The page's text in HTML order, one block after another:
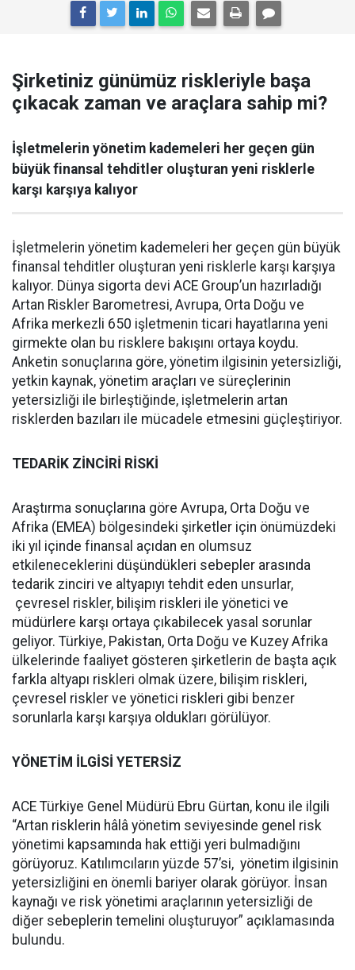
Şirketiniz günümüz riskleriyle başa
çıkacak zaman ve araçlara sahip mi?
İşletmelerin yönetim kademeleri her geçen gün
büyük finansal tehditler oluşturan yeni risklerle
karşı karşıya kalıyor
İşletmelerin yönetim kademeleri her geçen gün büyük
finansal tehditler oluşturan yeni risklerle karşı karşıya
kalıyor. Dünya sigorta devi ACE Group’un hazırladığı
Artan Riskler Barometresi, Avrupa, Orta Doğu ve
Afrika merkezli 650 işletmenin ticari hayatlarına yeni
girmekte olan bu risklere bakışını ortaya koydu.
Anketin sonuçlarına göre, yönetim ilgisinin yetersizliği,
yetkin kaynak, yönetim araçları ve süreçlerinin
yetersizliği ile birleştiğinde, işletmelerin artan
risklerden bazıları ile mücadele etmesini güçleştiriyor.
TEDARİK ZİNCİRİ RİSKİ
Araştırma sonuçlarına göre Avrupa, Orta Doğu ve
Afrika (EMEA) bölgesindeki şirketler için önümüzdeki
iki yıl içinde finansal açıdan en olumsuz
etkileneceklerini düşündükleri sebepler arasında
tedarik zinciri ve altyapıyı tehdit eden unsurlar,
çevresel riskler, bilişim riskleri ile yönetici ve
müdürlere karşı ortaya çıkabilecek yasal sorunlar
geliyor. Türkiye, Pakistan, Orta Doğu ve Kuzey Afrika
ülkelerinde faaliyet gösteren şirketlerin de başta açık
farkla altyapı riskleri olmak üzere, bilişim riskleri,
çevresel riskler ve yönetici riskleri gibi benzer
sorunlarla karşı karşıya oldukları görülüyor.
YÖNETİM İLGİSİ YETERSİZ
ACE Türkiye Genel Müdürü Ebru Gürtan, konu ile ilgili
“Artan risklerin hâlâ yönetim seviyesinde genel risk
yönetimi kapsamında hak ettiği yeri bulmadığını
görüyoruz. Katılımcıların yüzde 57’si, yönetim ilgisinin
yetersizliğini en önemli bariyer olarak görüyor. İnsan
kaynağı ve risk yönetimi araçlarının yetersizliği de
diğer sebeplerin temelini oluşturuyor” açıklamasında
bulundu.